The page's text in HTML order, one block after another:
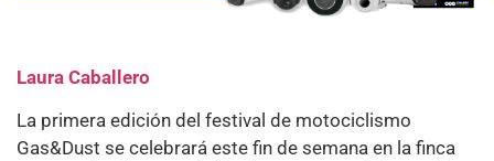
Laura Caballero
La primera edición del festival de motociclismo
Gas&Dust se celebrará este fin de semana en la finca